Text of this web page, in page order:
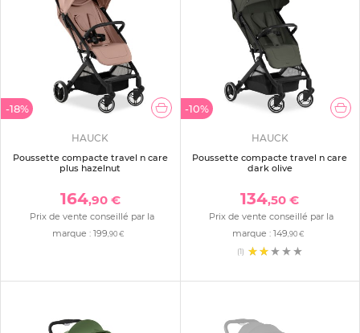
-18%
HAUCK
Poussette compacte travel n care
plus hazelnut
164,90 €
Prix de vente conseillé par la
marque :199 ,90 €
-10%
HAUCK
Poussette compacte travel n care
dark olive
134,50 €
Prix de vente conseillé par la
marque : 149 ,90 €
(1)